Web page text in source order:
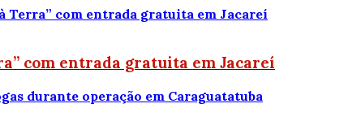
com entrada gratuita em Jacareí